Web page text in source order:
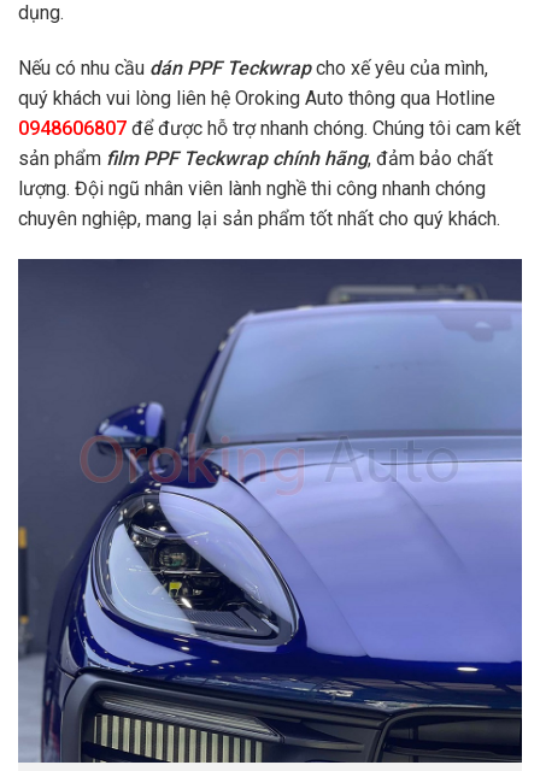
dụng.
Nếu có nhu cầu dán PPF Teckwrapcho xế yêu của mình,
quý khách vui lòng liên hệ Oroking Auto thông qua Hotline
0948606807 để được hỗ trợ nhanh chóng. Chúng tôi cam kết
sản phẩm film PPF Teckwrap chính hãng, đảm bảo chất
lượng. Đội ngũ nhân viên lành nghề thi công nhanh chóng
chuyên nghiệp, mang lại sản phẩm tốt nhất cho quý khách.